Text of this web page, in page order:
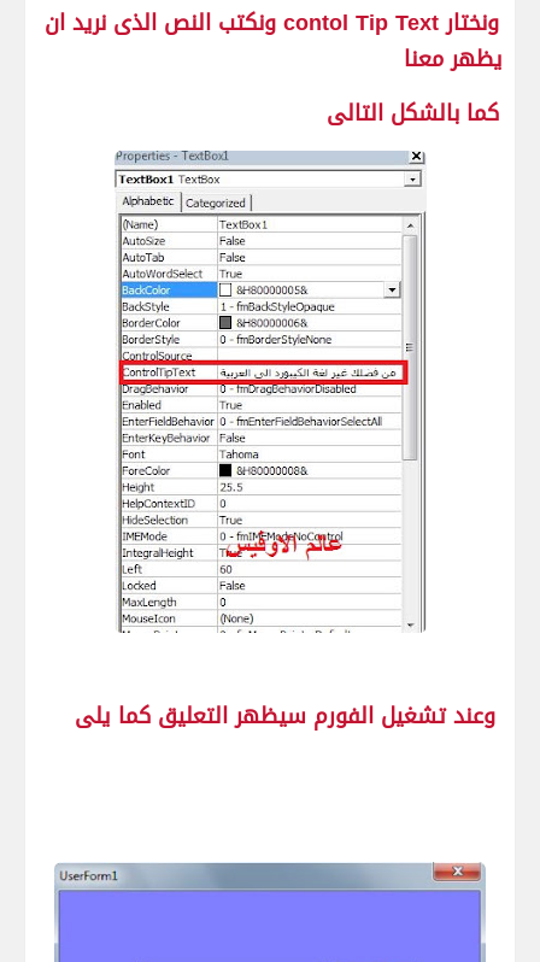
ونختار contol Tip Text ونكتب النص الذى نريد ان
يظهر معنا
كما بالشكل التالى
وعند تشغيل الفورم سيظهر التعليق كما يلى